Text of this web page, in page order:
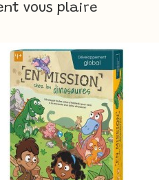
vous plaire